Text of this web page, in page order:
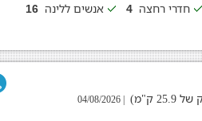
חדרי רחצה 4 אנשים ללינה 16
ק"מ) | 04/08/2026